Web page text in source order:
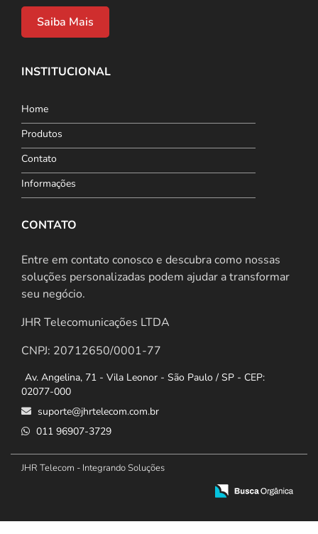
Saiba Mais
INSTITUCIONAL
Home
Produtos
Contato
Informações
CONTATO
Entre em contato conosco e descubra como nossas
soluções personalizadas podem ajudar a transformar
seu negócio.
JHR Telecomunicações LTDA
CNPJ: 20712650/0001-77
Av. Angelina, 71 - Vila Leonor - São Paulo / SP - CEP:
02077-000
suporte@jhrtelecom.com.br
011 96907-3729
JHR Telecom - Integrando Soluções